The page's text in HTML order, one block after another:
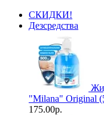
СКИДКИ!
Дезсредства
"Milana" Original
175.00р.